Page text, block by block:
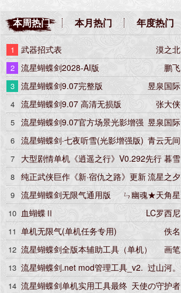
像补丁、AS脚本引擎以及光
影； 2.若游戏内掉帧卡顿可按[F
4]关闭光影； -------------------
本周热门 本月热门 年度热门
1 漠之北
武器招式表
2 鹏飞
流星蝴蝶剑2028-AI版
3 昱泉国际
流星蝴蝶剑9.07完整版
4 张大侠
流星蝴蝶剑9.07 高清无损版
5 昱泉国际
流星蝴蝶剑9.07官方场景光影增强
版
6 青云无间
流星蝴蝶剑·七夜听雪(光影增强版)
7 暮雪
大型剧情单机《逍遥之行》V0.292先行
版
8 流星之夕
纯正武侠巨作《新·宿仇之路》更新
5.22版
9 ㄣ幽魂★天角星
流星蝴蝶剑无限气通用版
10 LC罗西尼
血蝴蝶Ⅱ
11 佚名
单机无限气(单机任务专用)
12 画笔
流星蝴蝶剑全版本辅助工具（单机）
13 过山河。
流星蝴蝶剑.net mod管理工具_v2.
6.0
14 天使の守护者
流星蝴蝶剑单机实用工具最终